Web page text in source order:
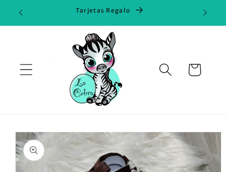
directamente
al contenido
Tarjetas Regalo
Carrito
directamente
a la
información
del producto